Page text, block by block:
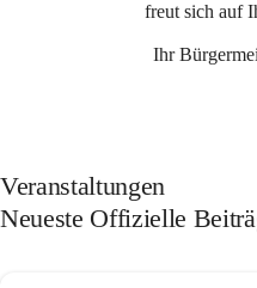
freut sich auf
Ihr
Veranstaltungen
Neueste Offizielle